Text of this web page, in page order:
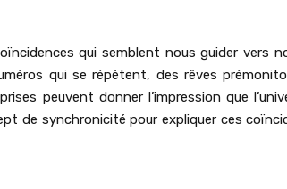
qui semblent nous guider vers
qui se répètent, des rêves
peuvent donner l’impression que
de synchronicité pour expliquer ces